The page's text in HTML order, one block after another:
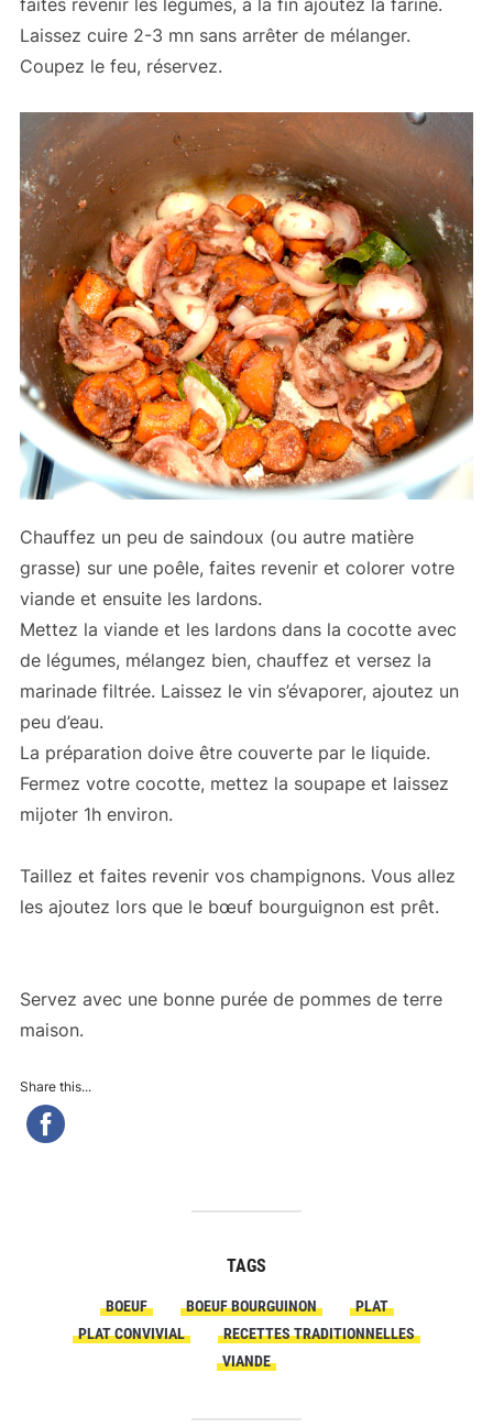
faites revenir les légumes, à la fin ajoutez la farine.
Laissez cuire 2-3 mn sans arrêter de mélanger.
Coupez le feu, réservez.
Chauffez un peu de saindoux (ou autre matière
grasse) sur une poêle, faites revenir et colorer votre
viande et ensuite les lardons.
Mettez la viande et les lardons dans la cocotte avec
de légumes, mélangez bien, chauffez et versez la
marinade filtrée. Laissez le vin s’évaporer, ajoutez un
peu d’eau.
La préparation doive être couverte par le liquide.
Fermez votre cocotte, mettez la soupape et laissez
mijoter 1h environ.
Taillez et faites revenir vos champignons. Vous allez
les ajoutez lors que le bœuf bourguignon est prêt.
Servez avec une bonne purée de pommes de terre
maison.
Share this...
TAGS
BOEUF BOEUF BOURGUINON
PLAT
PLAT CONVIVIAL
RECETTES TRADITIONNELLES
VIANDE